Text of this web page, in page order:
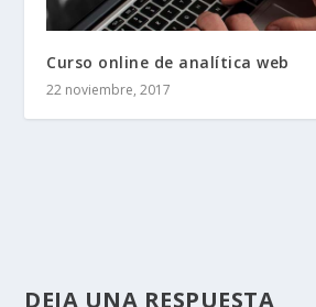
Curso online de analítica web
22 noviembre, 2017
DEJA UNA RESPUESTA